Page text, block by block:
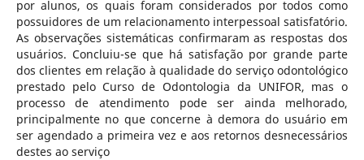
por alunos, os quais foram considerados por todos como
possuidores de um relacionamento interpessoal satisfatório.
As observações sistemáticas confirmaram as respostas dos
usuários. Concluiu-se que há satisfação por grande parte
dos clientes em relação à qualidade do serviço odontológico
prestado pelo Curso de Odontologia da UNIFOR, mas o
processo de atendimento pode ser ainda melhorado,
principalmente no que concerne à demora do usuário em
ser agendado a primeira vez e aos retornos desnecessários
destes ao serviço